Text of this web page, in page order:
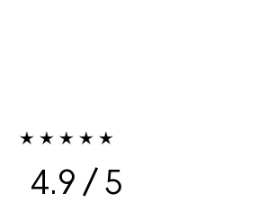
4.9